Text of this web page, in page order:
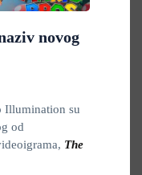
novog
Illumination su
od
The